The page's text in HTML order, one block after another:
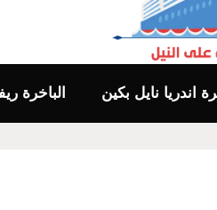
اندريا نايل بكين الباخرة